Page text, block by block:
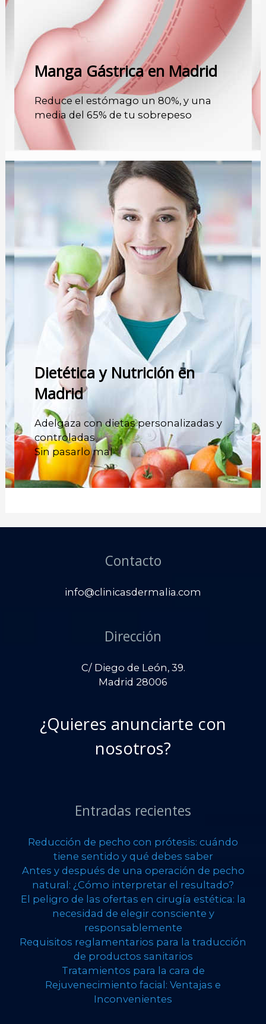
Manga Gástrica en Madrid
Reduce el estómago un 80%, y una
media del 65% de tu sobrepeso
Dietética y Nutrición en
Madrid
Adelgaza con dietas personalizadas y
controladas
Sin pasarlo mal
Contacto
info@clinicasdermalia.com
Dirección
C/ Diego de León, 39.
Madrid 28006
¿Quieres anunciarte con
nosotros?
Entradas recientes
Reducción de pecho con prótesis: cuándo
tiene sentido y qué debes saber
Antes y después de una operación de pecho
natural: ¿Cómo interpretar el resultado?
El peligro de las ofertas en cirugía estética: la
necesidad de elegir consciente y
responsablemente
Requisitos reglamentarios para la traducción
de productos sanitarios
Tratamientos para la cara de
Rejuvenecimiento facial: Ventajas e
Inconvenientes